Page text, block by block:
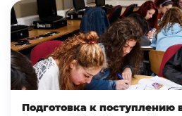
Подготовка к поступлению